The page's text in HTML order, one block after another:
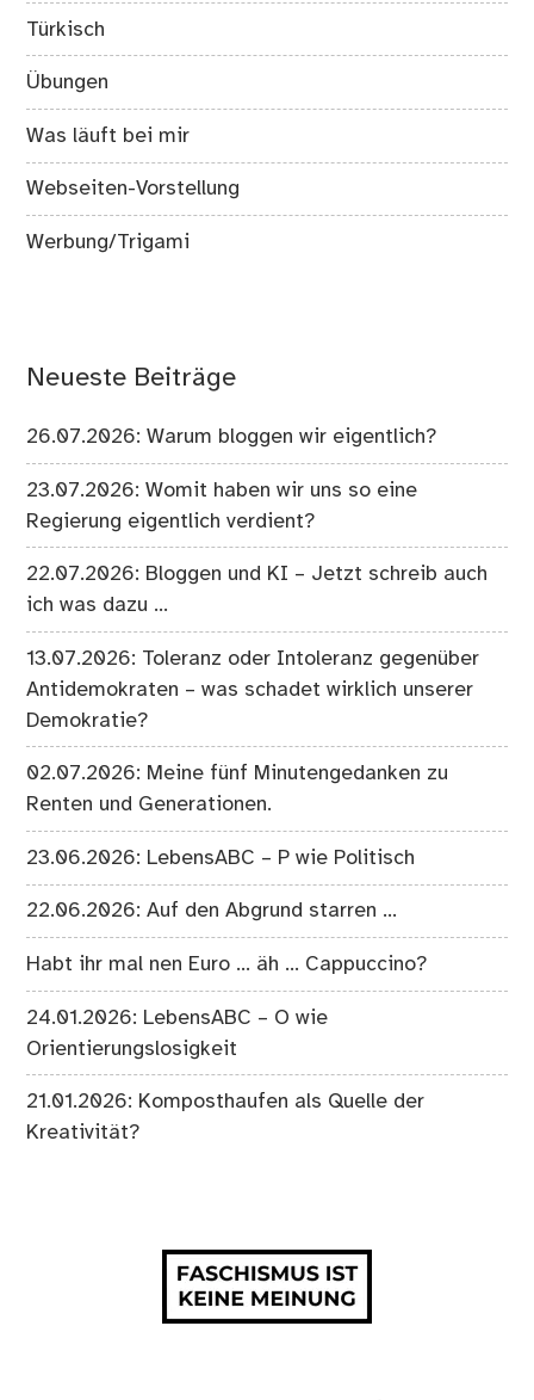
Türkisch
Übungen
Was läuft bei mir
Webseiten-Vorstellung
Werbung/Trigami
Neueste Beiträge
26.07.2026: Warum bloggen wir eigentlich?
23.07.2026: Womit haben wir uns so eine
Regierung eigentlich verdient?
22.07.2026: Bloggen und KI – Jetzt schreib auch
ich was dazu …
13.07.2026: Toleranz oder Intoleranz gegenüber
Antidemokraten – was schadet wirklich unserer
Demokratie?
02.07.2026: Meine fünf Minutengedanken zu
Renten und Generationen.
23.06.2026: LebensABC – P wie Politisch
22.06.2026: Auf den Abgrund starren …
Habt ihr mal nen Euro … äh … Cappuccino?
24.01.2026: LebensABC – O wie
Orientierungslosigkeit
21.01.2026: Komposthaufen als Quelle der
Kreativität?